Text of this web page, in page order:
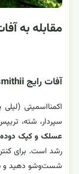
مقابله به
آفات رایج Acmena smithii
اکمنااسمیتی
سپردار، شته،
عسلک و کپک
رشد است. برای
شست‌وشو دهید و